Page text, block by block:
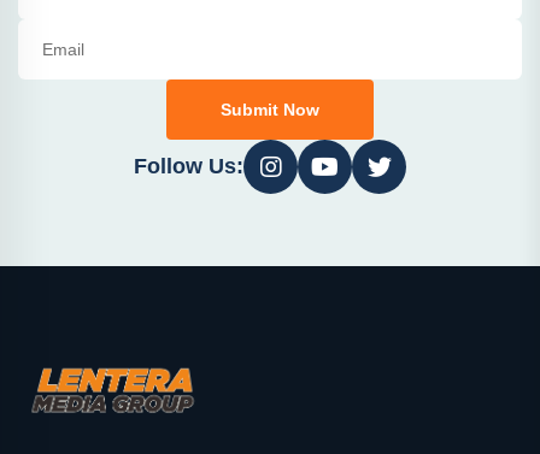
Submit Now
Follow Us: